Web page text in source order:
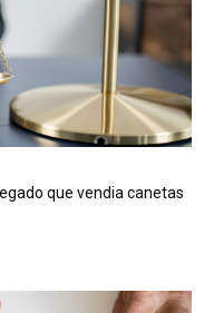
que vendia canetas